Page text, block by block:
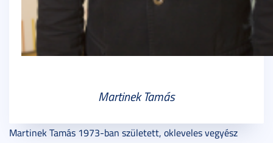
Martinek Tamás
Martinek Tamás 1973-ban született, okleveles vegyész